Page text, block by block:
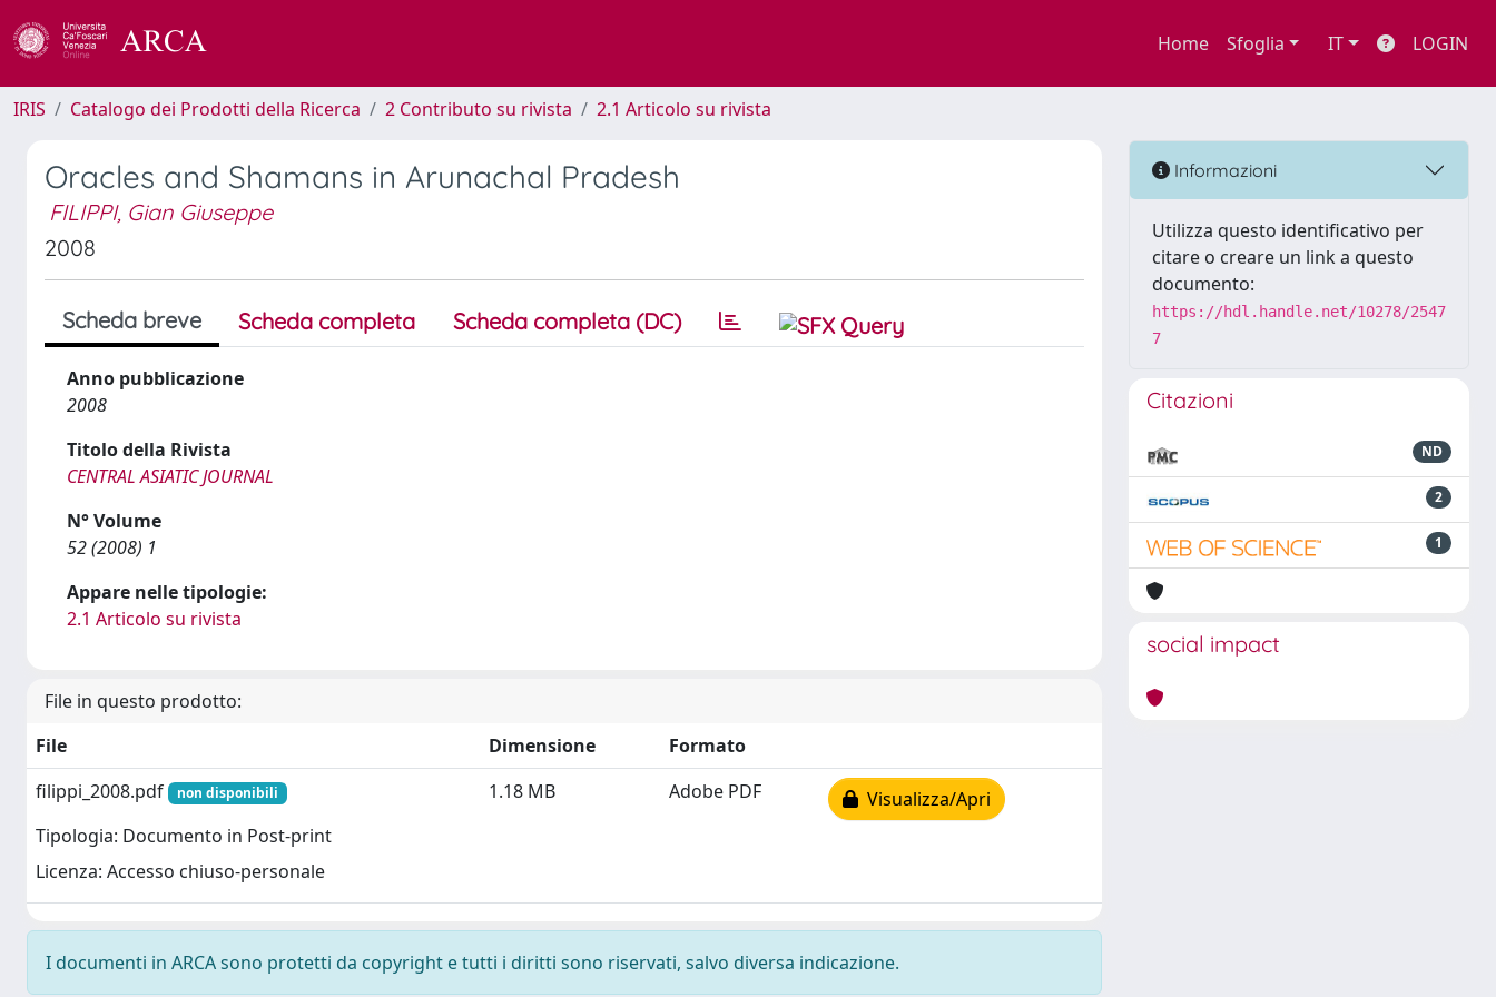
Home Sfoglia IT LOGIN
IRIS Catalogo dei Prodotti della Ricerca 2 Contributo su rivista 2.1 Articolo su rivista
Oracles and Shamans in Arunachal Pradesh
FILIPPI, Gian Giuseppe
2008
Scheda breve Scheda completa Scheda completa (DC)
Anno pubblicazione
2008
Titolo della Rivista
CENTRAL ASIATIC JOURNAL
N° Volume
52 (2008) 1
Appare nelle tipologie:
2.1 Articolo su rivista
File in questo prodotto:
File
Dimensione
Formato
filippi_2008.pdf
non disponibili
Tipologia: Documento in Post-print
Licenza: Accesso chiuso-personale
1.18 MB Adobe PDF Visualizza/Apri
I documenti in ARCA sono protetti da copyright e tutti i diritti sono riservati, salvo diversa indicazione.
Informazioni
Utilizza questo identificativo per
citare o creare un link a questo
documento:
https://hdl.handle.net/10278/2547
7
Citazioni
ND
2
1
social impact